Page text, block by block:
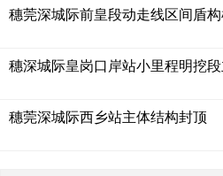
穗莞深城际前皇段动走线区间盾
穗深城际皇岗口岸站小里程明挖
穗莞深城际西乡站主体结构封顶